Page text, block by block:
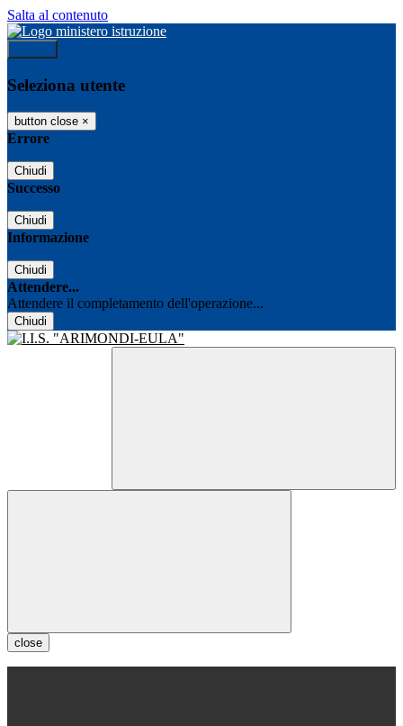
Salta al contenuto
Seleziona utente
button close ×
Errore
Chiudi
Successo
Chiudi
Informazione
Chiudi
Attendere...
Attendere il completamento dell'operazione...
Chiudi
close